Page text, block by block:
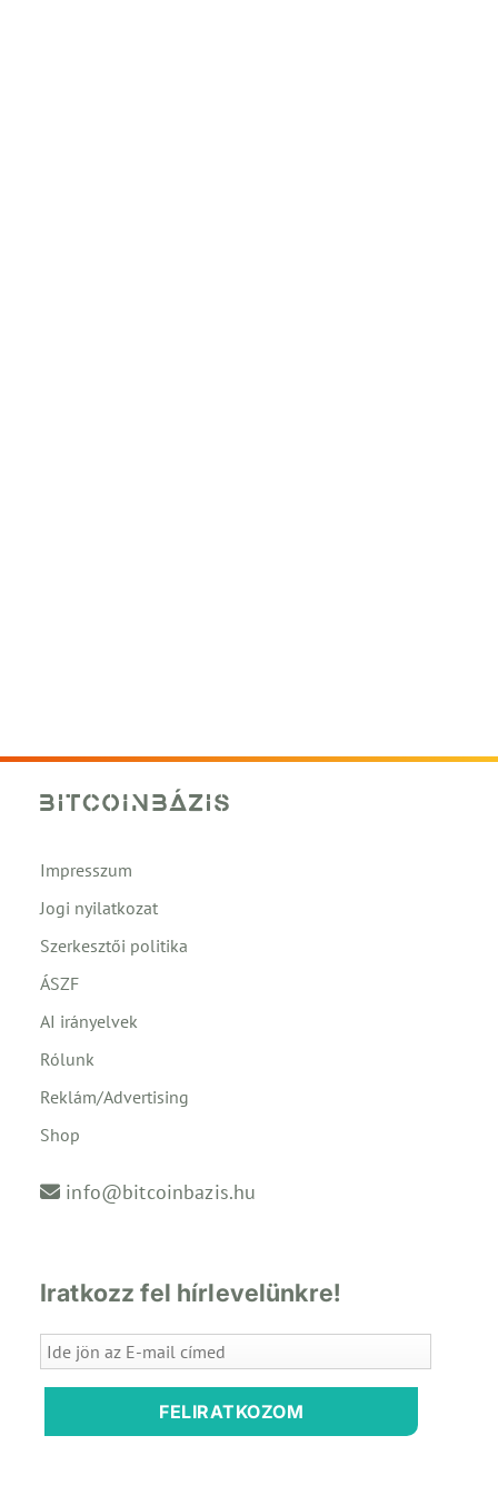
Impresszum
Jogi nyilatkozat
Szerkesztői politika
ÁSZF
AI irányelvek
Rólunk
Reklám/Advertising
Shop
info@bitcoinbazis.hu
Iratkozz fel hírlevelünkre!
FELIRATKOZOM